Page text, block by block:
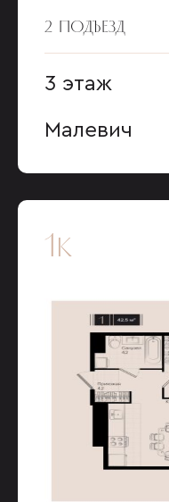
2 ПОДЪЕЗД
3 этаж
Малевич
1к